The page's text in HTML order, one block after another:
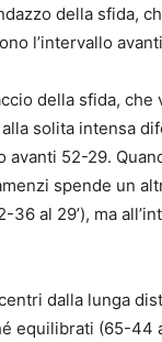
della sfida,
l’intervallo avanti
della sfida,
solita intensa
52-29.
spende un
al 29’), ma
dalla lunga
equilibrati (65-44